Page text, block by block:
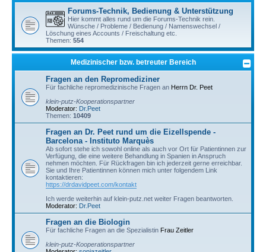
Forums-Technik, Bedienung & Unterstützung
Hier kommt alles rund um die Forums-Technik rein.
Wünsche / Probleme / Bedienung / Namenswechsel /
Löschung eines Accounts / Freischaltung etc.
Themen: 554
Medizinischer bzw. betreuter Bereich
Fragen an den Repromediziner
Für fachliche repromedizinische Fragen an Herrn Dr. Peet
klein-putz-Kooperationspartner
Moderator: Dr.Peet
Themen: 10409
Fragen an Dr. Peet rund um die Eizellspende -
Barcelona - Instituto Marquès
Ab sofort stehe ich sowohl online als auch vor Ort für Patientinnen zur
Verfügung, die eine weitere Behandlung in Spanien in Anspruch
nehmen möchten. Für Rückfragen bin ich jederzeit gerne erreichbar.
Sie und Ihre Patientinnen können mich unter folgendem Link
kontaktieren:
https://drdavidpeet.com/kontakt
Ich werde weiterhin auf klein-putz.net weiter Fragen beantworten.
Moderator: Dr.Peet
Fragen an die Biologin
Für fachliche Fragen an die Spezialistin Frau Zeitler
klein-putz-Kooperationspartner